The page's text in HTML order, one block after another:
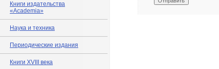
Книги издательства
«Academia»
Наука и техника
Периодические издания
Книги XVIII века